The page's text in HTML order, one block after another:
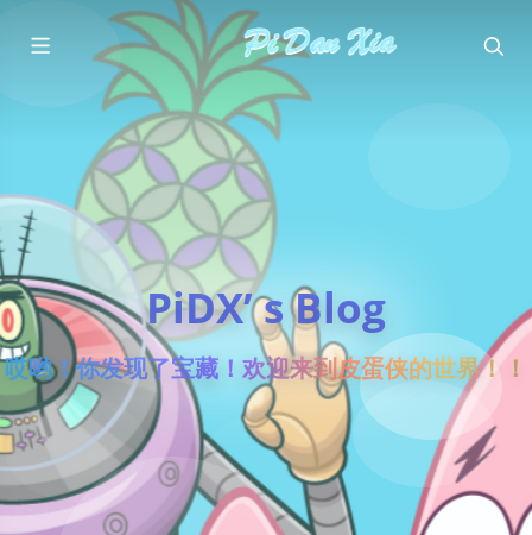
PiDX’ s Blog
哎哟！你发现了宝藏！欢迎来到皮蛋侠的世界！！